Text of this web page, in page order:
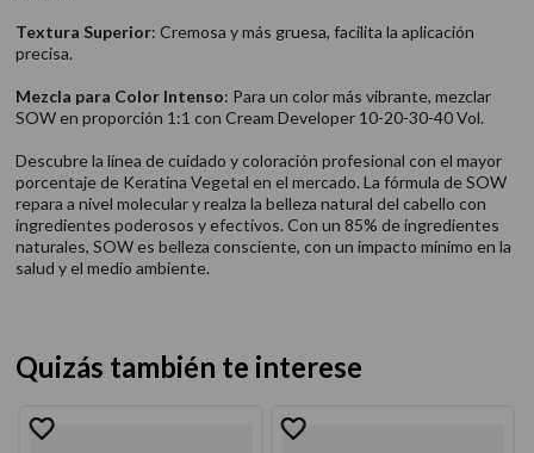
Textura Superior: Cremosa y más gruesa, facilita la aplicación
precisa.
Mezcla para Color Intenso: Para un color más vibrante, mezclar
SOW en proporción 1:1 con Cream Developer 10-20-30-40 Vol.
Descubre la línea de cuidado y coloración profesional con el mayor
porcentaje de Keratina Vegetal en el mercado. La fórmula de SOW
repara a nivel molecular y realza la belleza natural del cabello con
ingredientes poderosos y efectivos. Con un 85% de ingredientes
naturales, SOW es belleza consciente, con un impacto mínimo en la
salud y el medio ambiente.
Quizás también te interese